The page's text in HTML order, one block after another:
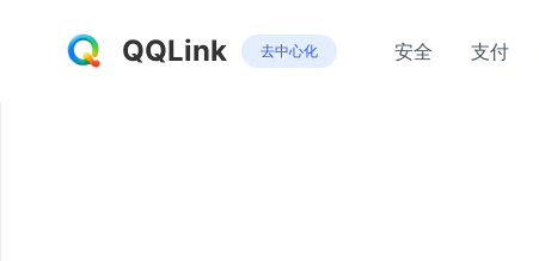
QQLink 去中心化 安全 支付